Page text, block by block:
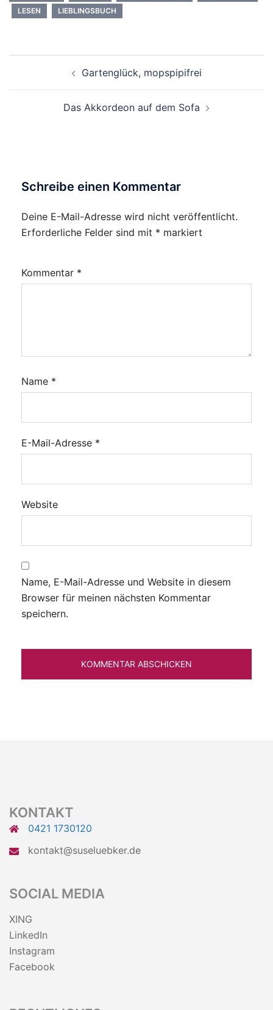
LESEN
LIEBLINGSBUCH
Gartenglück, mopspipifrei
Das Akkordeon auf dem Sofa
Schreibe einen Kommentar
Deine E-Mail-Adresse wird nicht veröffentlicht.
Erforderliche Felder sind mit * markiert
Kommentar *
Name *
E-Mail-Adresse *
Website
Name, E-Mail-Adresse und Website in diesem
Browser für meinen nächsten Kommentar
speichern.
KONTAKT
0421 1730120
kontakt@suseluebker.de
SOCIAL MEDIA
XING
LinkedIn
Instagram
Facebook